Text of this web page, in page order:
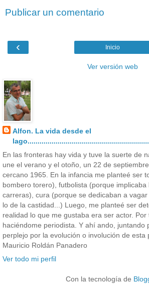
Publicar un comentario
‹ Inicio
Ver versión web
Alfon. La vida desde el
En las fronteras hay vida y tuve la suerte de
une el verano y el otoño, un 22 de
cercano 1965. En la infancia me planteé ser
bombero torero), futbolista (porque implicaba
carreras), cura (porque se dedicaban a
lo de la castidad...) Luego, me planteé ser
realidad lo que me gustaba era ser actor. Por
haciéndome periodista. Y ahí ando, juntando
perplejo por la evolución o involución de esta
Mauricio Roldán Panadero
Ver todo mi perfil
Con la tecnología de